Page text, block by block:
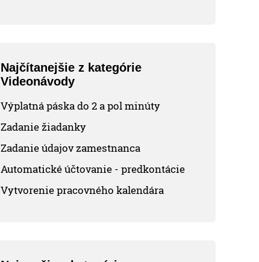
Najčítanejšie z kategórie
Videonávody
Výplatná páska do 2 a pol minúty
Zadanie žiadanky
Zadanie údajov zamestnanca
Automatické účtovanie - predkontácie
Vytvorenie pracovného kalendára